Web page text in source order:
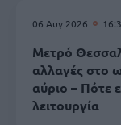
06 Αυγ 2026
Μετρό
αλλαγές στο
αύριο – Πότε
λειτουργία